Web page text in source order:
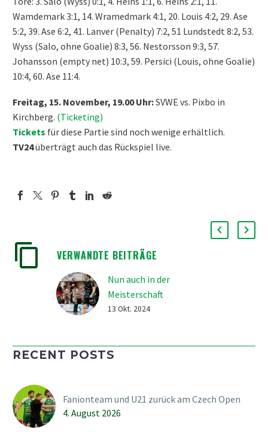
Wamdemark 3:1, 14. Wramedmark 4:1, 20. Louis 4:2, 29. Ase
5:2, 39. Ase 6:2, 41. Lanver (Penalty) 7:2, 51 Lundstedt 8:2, 53.
Wyss (Salo, ohne Goalie) 8:3, 56. Nestorsson 9:3, 57.
Johansson (empty net) 10:3, 59. Persici (Louis, ohne Goalie)
10:4, 60. Ase 11:4.
Freitag, 15. November, 19.00 Uhr:SVWE vs. Pixbo in
Kirchberg. (Ticketing)
Tickets für diese Partie sind noch wenige erhältlich.
TV24überträgt auch das Rückspiel live.
VERWANDTE BEITRÄGE
Nun auch in der
Meisterschaft
angekommen
SV Wiler-Ersigen nun
klettert in der Tabelle
dank dem 9:2-Sieg über
13 Okt. 2024
RECENT POSTS
Fanionteam und U21 zurück am Czech Open
4. August 2026